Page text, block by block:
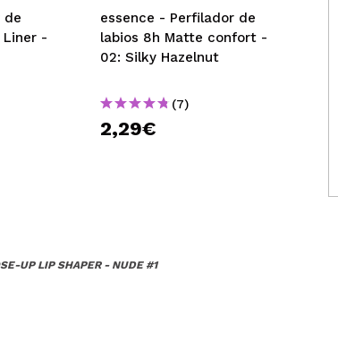
de
Liner -
essence - Perfilador de
labios 8h Matte confort -
02: Silky Hazelnut
(7)
2,29€
UP LIP SHAPER - NUDE #1